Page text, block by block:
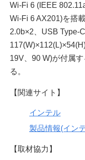
Wi-Fi 6 (IEEE
Wi-Fi 6 AX201)を搭
2.0b×2、USB Type-
19V、90 W)が付属
る。
【関連サイト】
インテル
製品情報(イン
【取材協力】